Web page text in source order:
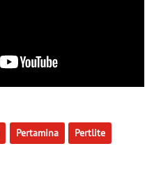
Pertamina Pertlite